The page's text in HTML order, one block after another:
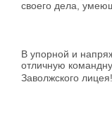
своего дела,
В упорной и
отличную
Заволжского лицея!